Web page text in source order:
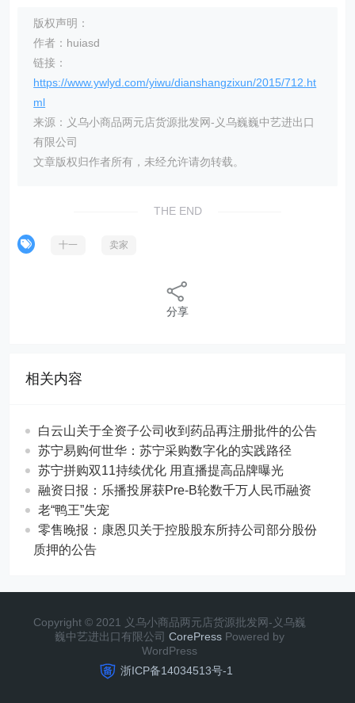
版权声明：
作者：huiasd
链接：
https://www.ywlyd.com/yiwu/dianshangzixun/2015/712.ht
ml
来源：义乌小商品两元店货源批发网-义乌巍巍中艺进出口
有限公司
文章版权归作者所有，未经允许请勿转载。
THE END
十一 卖家
分享
相关内容
白云山关于全资子公司收到药品再注册批件的公告
苏宁易购何世华：苏宁采购数字化的实践路径
苏宁拼购双11持续优化 用直播提高品牌曝光
融资日报：乐播投屏获Pre-B轮数千万人民币融资
老“鸭王”失宠
零售晚报：康恩贝关于控股股东所持公司部分股份
质押的公告
Copyright © 2021 义乌小商品两元店货源批发网-义乌巍
巍中艺进出口有限公司 CorePress Powered by
WordPress
浙ICP备14034513号-1